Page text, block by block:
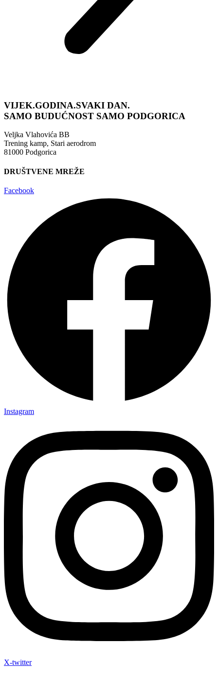
VIJEK.GODINA.SVAKI DAN.
SAMO BUDUĆNOST SAMO PODGORICA
Veljka Vlahovića BB
Trening kamp, Stari aerodrom
81000 Podgorica
DRUŠTVENE MREŽE
Facebook
Instagram
X-twitter